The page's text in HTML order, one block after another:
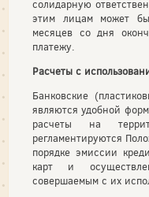
солидарную
этим лицам может
месяцев со дня
платежу.
Расчеты с
Банковские
являются удобной
расчеты на
регламентируются
порядке эмиссии
карт и
совершаемым с их